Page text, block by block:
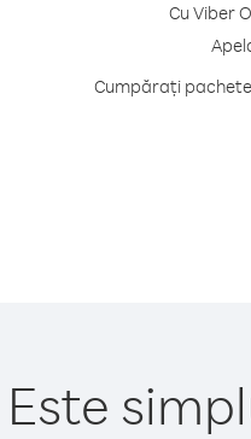
Cu Viber
Cumpărați
Este